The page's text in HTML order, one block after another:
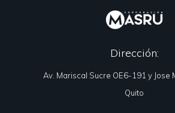
Dirección:
Av. Mariscal Sucre OE6-191 y Jose
Quito